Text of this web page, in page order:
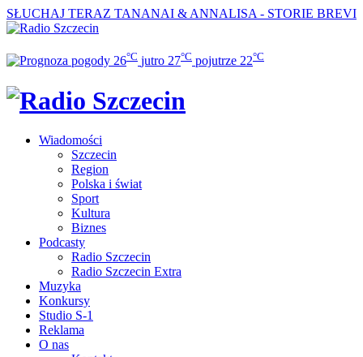
SŁUCHAJ TERAZ TANANAI & ANNALISA - STORIE BREVI
26°C jutro 27°C pojutrze 22°C
Wiadomości
Szczecin
Region
Polska i świat
Sport
Kultura
Biznes
Podcasty
Radio Szczecin
Radio Szczecin Extra
Muzyka
Konkursy
Studio S-1
Reklama
O nas